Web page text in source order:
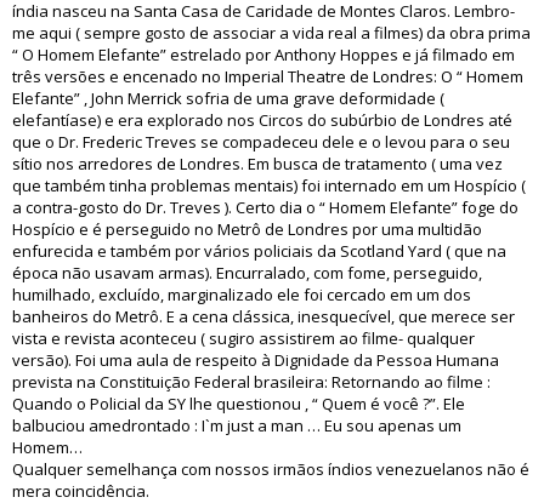
índia nasceu na Santa Casa de Caridade de Montes Claros. Lembro-
me aqui ( sempre gosto de associar a vida real a filmes) da obra prima
“ O Homem Elefante” estrelado por Anthony Hoppes e já filmado em
três versões e encenado no Imperial Theatre de Londres: O “ Homem
Elefante” , John Merrick sofria de uma grave deformidade (
elefantíase) e era explorado nos Circos do subúrbio de Londres até
que o Dr. Frederic Treves se compadeceu dele e o levou para o seu
sítio nos arredores de Londres. Em busca de tratamento ( uma vez
que também tinha problemas mentais) foi internado em um Hospício (
a contra-gosto do Dr. Treves ). Certo dia o “ Homem Elefante” foge do
Hospício e é perseguido no Metrô de Londres por uma multidão
enfurecida e também por vários policiais da Scotland Yard ( que na
época não usavam armas). Encurralado, com fome, perseguido,
humilhado, excluído, marginalizado ele foi cercado em um dos
banheiros do Metrô. E a cena clássica, inesquecível, que merece ser
vista e revista aconteceu ( sugiro assistirem ao filme- qualquer
versão). Foi uma aula de respeito à Dignidade da Pessoa Humana
prevista na Constituição Federal brasileira: Retornando ao filme :
Quando o Policial da SY lhe questionou , “ Quem é você ?”. Ele
balbuciou amedrontado : I`m just a man … Eu sou apenas um
Homem…
Qualquer semelhança com nossos irmãos índios venezuelanos não é
mera coincidência.